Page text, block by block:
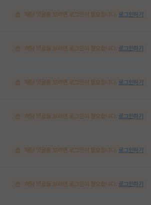
해당 댓글을 보려면 로그인이 필요합니다. 로그인하기
해당 댓글을 보려면 로그인이 필요합니다. 로그인하기
해당 댓글을 보려면 로그인이 필요합니다. 로그인하기
해당 댓글을 보려면 로그인이 필요합니다. 로그인하기
해당 댓글을 보려면 로그인이 필요합니다. 로그인하기
해당 댓글을 보려면 로그인이 필요합니다. 로그인하기